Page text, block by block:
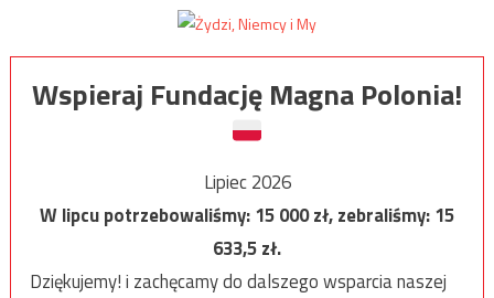
Wspieraj Fundację Magna Polonia!
Lipiec 2026
W lipcu potrzebowaliśmy:15 000zł, zebraliśmy:15
633,5zł.
Dziękujemy! i zachęcamy do dalszego wsparcia naszej